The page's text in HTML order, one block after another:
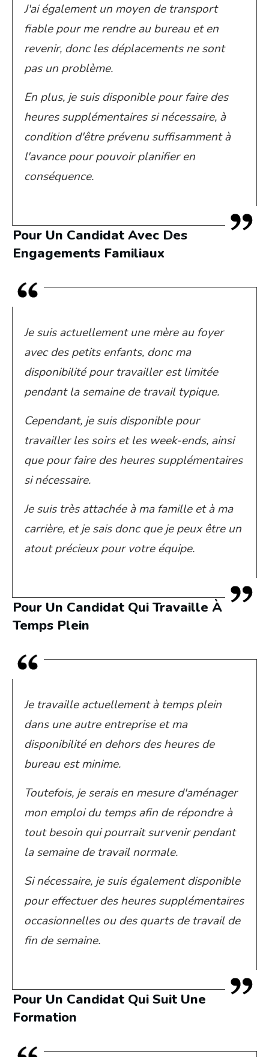
J'ai également un moyen de transport
fiable pour me rendre au bureau et en
revenir, donc les déplacements ne sont
pas un problème.
En plus, je suis disponible pour faire des
heures supplémentaires si nécessaire, à
condition d'être prévenu suffisamment à
l'avance pour pouvoir planifier en
conséquence.
Pour Un Candidat Avec Des
Engagements Familiaux
Je suis actuellement une mère au foyer
avec des petits enfants, donc ma
disponibilité pour travailler est limitée
pendant la semaine de travail typique.
Cependant, je suis disponible pour
travailler les soirs et les week-ends, ainsi
que pour faire des heures supplémentaires
si nécessaire.
Je suis très attachée à ma famille et à ma
carrière, et je sais donc que je peux être un
atout précieux pour votre équipe.
Pour Un Candidat Qui Travaille À
Temps Plein
Je travaille actuellement à temps plein
dans une autre entreprise et ma
disponibilité en dehors des heures de
bureau est minime.
Toutefois, je serais en mesure d'aménager
mon emploi du temps afin de répondre à
tout besoin qui pourrait survenir pendant
la semaine de travail normale.
Si nécessaire, je suis également disponible
pour effectuer des heures supplémentaires
occasionnelles ou des quarts de travail de
fin de semaine.
Pour Un Candidat Qui Suit Une
Formation